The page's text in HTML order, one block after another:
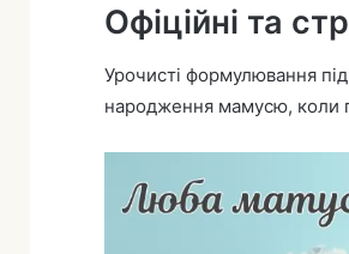
Офіційні та
Урочисті формулювання
народження мамусю, коли